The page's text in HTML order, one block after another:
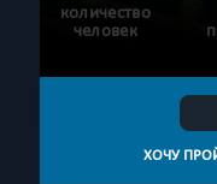
количество
человек
ХОЧУ